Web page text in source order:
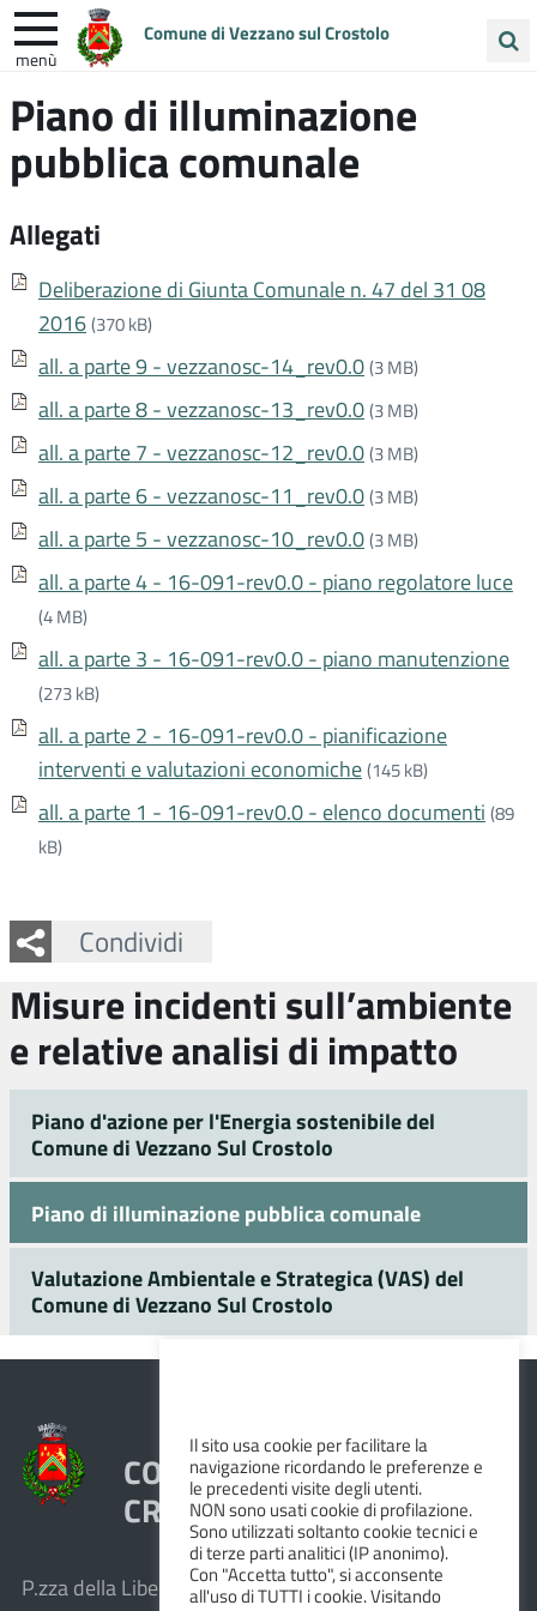
Comune di Vezzano sul Crostolo
menù
nel
sito
ENTRA IN COMUNE VIVI VEZZANO
UNIONE COLLINE MATILDICHE
Piano di illuminazione
pubblica comunale
Allegati
Deliberazione di Giunta Comunale n. 47 del 31 08
2016(370 kB)
all. a parte 9 - vezzanosc-14_rev0.0(3 MB)
all. a parte 8 - vezzanosc-13_rev0.0(3 MB)
all. a parte 7 - vezzanosc-12_rev0.0(3 MB)
all. a parte 6 - vezzanosc-11_rev0.0(3 MB)
all. a parte 5 - vezzanosc-10_rev0.0(3 MB)
all. a parte 4 - 16-091-rev0.0 - piano regolatore luce
(4 MB)
all. a parte 3 - 16-091-rev0.0 - piano manutenzione
(273 kB)
all. a parte 2 - 16-091-rev0.0 - pianificazione
interventi e valutazioni economiche(145 kB)
all. a parte 1 - 16-091-rev0.0 - elenco documenti (89
kB)
Condividi
Facebook
Twitter
Whatsapp
Misure incidenti sull’ambiente
e relative analisi di impatto
Piano d'azione per l'Energia sostenibile del
Comune di Vezzano Sul Crostolo
Piano di illuminazione pubblica comunale
Valutazione Ambientale e Strategica (VAS) del
Comune di Vezzano Sul Crostolo
COMUNE DI VEZZANO SUL
CROSTOLO
P.zza della Libertà, 1 – 42030 Vezzano sul Crostolo
Il sito usa cookie per facilitare la
navigazione ricordando le preferenze e
le precedenti visite degli utenti.
NON sono usati cookie di profilazione.
Sono utilizzati soltanto cookie tecnici e
di terze parti analitici (IP anonimo).
Con "Accetta tutto", si acconsente
all'uso di TUTTI i cookie. Visitando